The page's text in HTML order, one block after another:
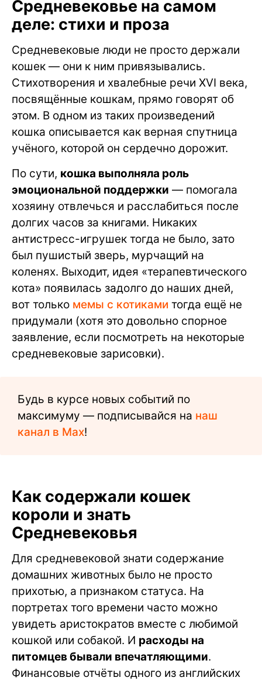
Средневековье на самом
деле: стихи и проза
Средневековые люди не просто держали
кошек — они к ним привязывались.
Стихотворения и хвалебные речи XVI века,
посвящённые кошкам, прямо говорят об
этом. В одном из таких произведений
кошка описывается как верная спутница
учёного, которой он сердечно дорожит.
По сути, кошка выполняла роль
эмоциональной поддержки — помогала
хозяину отвлечься и расслабиться после
долгих часов за книгами. Никаких
антистресс-игрушек тогда не было, зато
был пушистый зверь, мурчащий на
коленях. Выходит, идея «терапевтического
кота» появилась задолго до наших дней,
вот только мемы с котиками тогда ещё не
придумали (хотя это довольно спорное
заявление, если посмотреть на некоторые
средневековые зарисовки).
Будь в курсе новых событий по
максимуму — подписывайся на наш
канал в Max!
Как содержали кошек
короли и знать
Средневековья
Для средневековой знати содержание
домашних животных было не просто
прихотью, а признаком статуса. На
портретах того времени часто можно
увидеть аристократов вместе с любимой
кошкой или собакой. И расходы на
питомцев бывали впечатляющими.
Финансовые отчёты одного из английских